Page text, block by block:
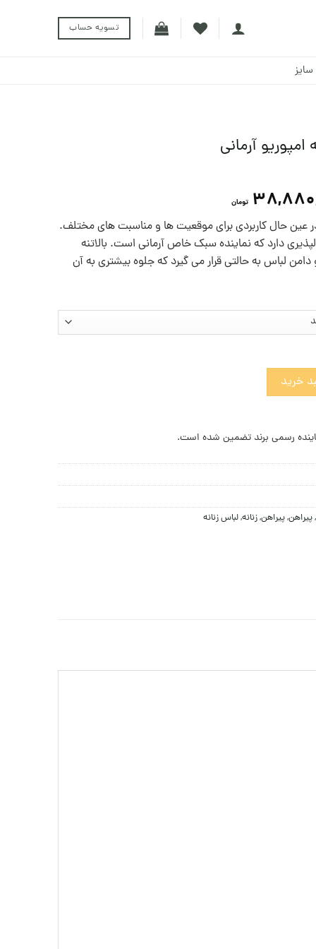
تسویه حساب
آرمانی
تومان
عین حال کاربردی برای موقعیت ها و مناسبت های مختلف.
دارد که نماینده سبک خاص آرمانی است. بالاتنه
لباس به حالتی قرار می گیرد که جلوه بیشتری به آن
عدد
خرید
رسمی برند تضمین شده است.
,پيراهن,پیراهن,زنانه,لباس زنانه